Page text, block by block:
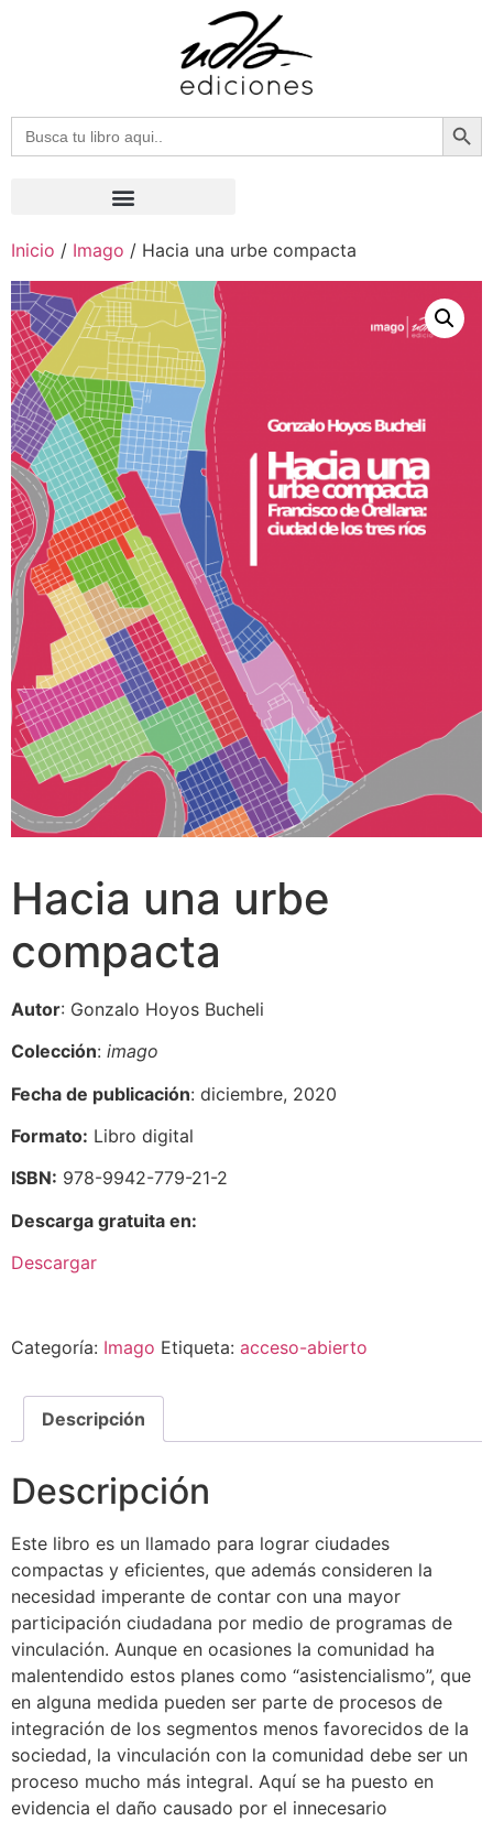
Buscar:
Inicio / Imago / Hacia una urbe compacta
Hacia una urbe
compacta
Autor: Gonzalo Hoyos Bucheli
Colección: imago
Fecha de publicación: diciembre, 2020
Formato: Libro digital
ISBN: 978-9942-779-21-2
Descarga gratuita en:
Descargar
Categoría: Imago Etiqueta: acceso-abierto
Descripción
Descripción
Este libro es un llamado para lograr ciudades
compactas y eficientes, que además consideren la
necesidad imperante de contar con una mayor
participación ciudadana por medio de programas de
vinculación. Aunque en ocasiones la comunidad ha
malentendido estos planes como “asistencialismo”, que
en alguna medida pueden ser parte de procesos de
integración de los segmentos menos favorecidos de la
sociedad, la vinculación con la comunidad debe ser un
proceso mucho más integral. Aquí se ha puesto en
evidencia el daño causado por el innecesario